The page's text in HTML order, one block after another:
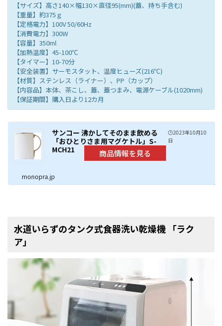
【サイズ】高さ140×幅130×直径95(mm)(蓋、持ち手含む)
【重量】約375ｇ
【定格電力】100V 50/60Hz
【消費電力】300W
【容量】350ml
【加熱温度】45-100℃
【タイマー】10-70分
【安全装置】サーモスタット、温度ヒューズ(216℃)
【材質】ステンレス（ライナー）、PP（カップ）
【内容品】本体、茶こし、蓋、蓋つまみ、電源ケーブル(1020mm)
【保証期間】購入日より12カ月
サンコー 沸かしてそのまま飲める
「おひとりさま用マグケトル」S-
MCH21
🕒️2023年10月10
日
monopra.jp
水道いらずのタンク式食器洗い乾燥機 「ラク
ア」